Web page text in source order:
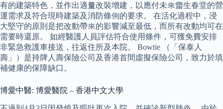
有的建築特色，並作出適量改裝增建，以應付未來雷生春堂的營
運需求及符合現時建築及消防條例的要求。 在活化過程中，浸
大堅守的原則是把改動帶來的影響減至最低，而所有改動均可在
需要時還原。 如經醫護人員評估符合使用條件，可獲免費安排
非緊急救護車接送，往返住所及本院。 Bowtie （「保泰人
壽」）是持牌人壽保險公司及香港首間虛擬保險公司，致力於填
補健康的保障缺口。
博愛中醫: 博愛醫院 – 香港中文大學